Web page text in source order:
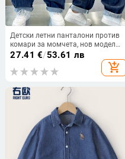
Детски летни панталони против
комари за момчета, нов модел
2026, свободна кройка, тънки
дънкови панталони за по-големи
деца, ежедневен стил за лятото.
27.41 €/53.61 лв
add_shopping_cart